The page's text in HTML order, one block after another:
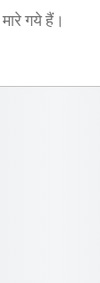
गये हैं।